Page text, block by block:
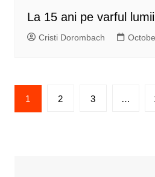
La 15 ani pe varful lumii
Cristi Dorombach
Posts
pagination
1 2 3 …